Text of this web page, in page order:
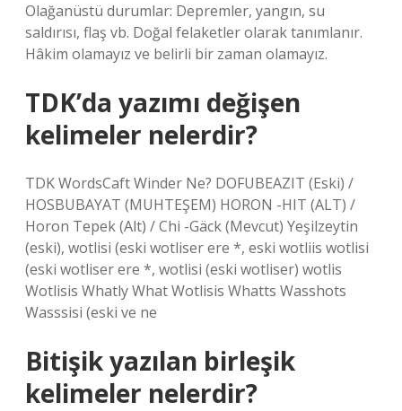
Olağanüstü durumlar: Depremler, yangın, su
saldırısı, flaş vb. Doğal felaketler olarak tanımlanır.
Hâkim olamayız ve belirli bir zaman olamayız.
TDK’da yazımı değişen
kelimeler nelerdir?
TDK WordsCaft Winder Ne? DOFUBEAZIT (Eski) /
HOSBUBAYAT (MUHTEŞEM) HORON -HIT (ALT) /
Horon Tepek (Alt) / Chi -Gäck (Mevcut) Yeşilzeytin
(eski), wotlisi (eski wotliser ere *, eski wotliis wotlisi
(eski wotliser ere *, wotlisi (eski wotliser) wotlis
Wotlisis Whatly What Wotlisis Whatts Wasshots
Wasssisi (eski ve ne
Bitişik yazılan birleşik
kelimeler nelerdir?